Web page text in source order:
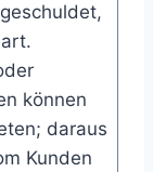
können
daraus
Kunden